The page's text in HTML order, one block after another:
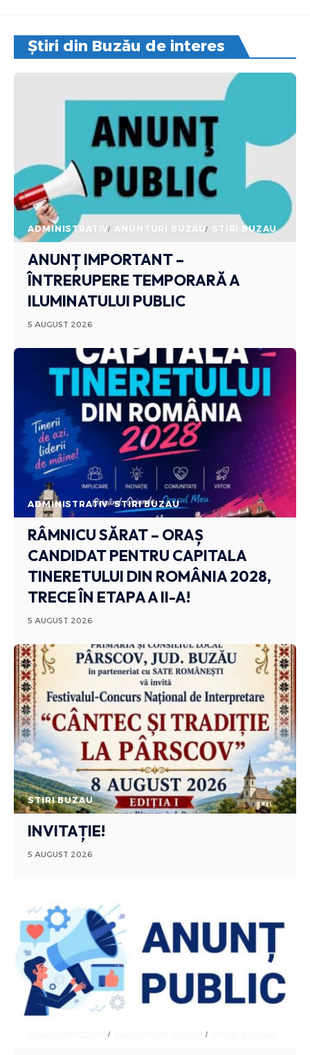
Știri din Buzău de interes
ADMINISTRATIV ANUNTURI BUZAU STIRI BUZAU
ANUNȚ IMPORTANT –
ÎNTRERUPERE TEMPORARĂ A
ILUMINATULUI PUBLIC
5 AUGUST 2026
ADMINISTRATIV STIRI BUZAU
RÂMNICU SĂRAT – ORAȘ
CANDIDAT PENTRU CAPITALA
TINERETULUI DIN ROMÂNIA 2028,
TRECE ÎN ETAPA A II-A!
5 AUGUST 2026
STIRI BUZAU
INVITAȚIE!
5 AUGUST 2026
ADMINISTRATIV ANUNTURI BUZAU